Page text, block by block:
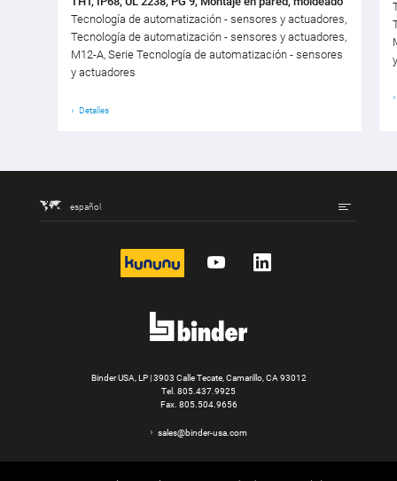
Tecnología de automatización - sensores y actuadores,
Tecnología de automatización - sensores y actuadores,
M12-A, Serie Tecnología de automatización - sensores
y actuadores
Detalles
español
kununu YouTubeLinkedIn
Binder USA, LP | 3903 Calle Tecate, Camarillo, CA 93012
Tel. 805.437.9925
Fax. 805.504.9656
sales@binder-usa.com